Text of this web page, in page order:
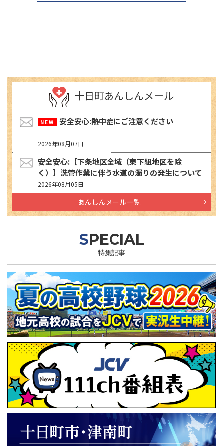
十日町あんしんメール
安全安心:熱中症にご注意ください
2026年08月07日
安全安心:【下条地区全域（東下組地区を除
く）】洗管作業に伴う水道の濁りの発生について
2026年08月05日
あんしんメール一覧
SPECIAL
特集記事